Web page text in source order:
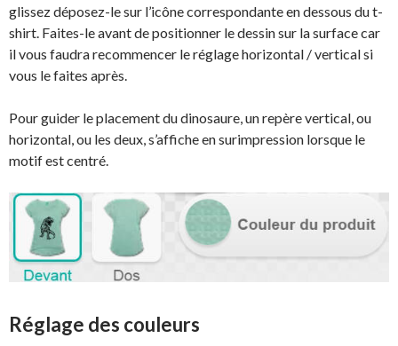
glissez déposez-le sur l’icône correspondante en dessous du t-
shirt. Faites-le avant de positionner le dessin sur la surface car
il vous faudra recommencer le réglage horizontal / vertical si
vous le faites après.
Pour guider le placement du dinosaure, un repère vertical, ou
horizontal, ou les deux, s’affiche en surimpression lorsque le
motif est centré.
Réglage des couleurs